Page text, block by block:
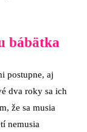
bábätka
postupne, aj
dva roky sa ich
že sa musia
nemusia